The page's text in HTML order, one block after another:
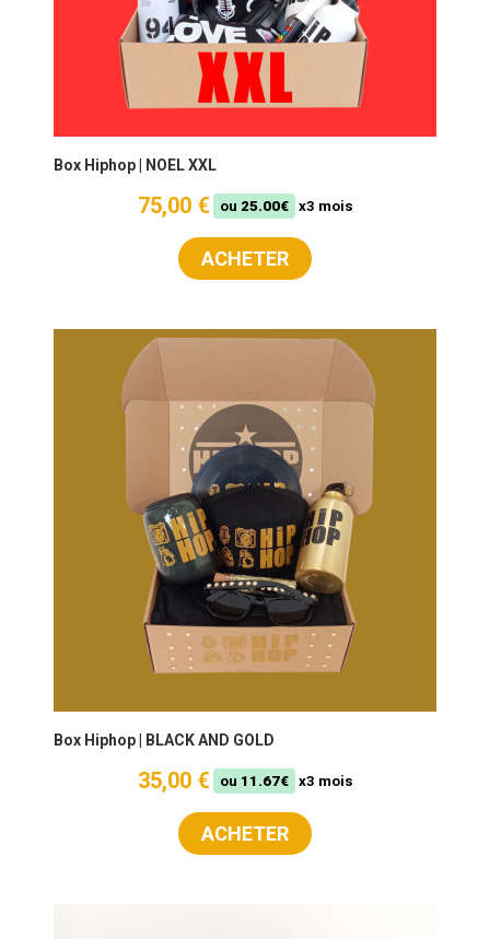
Box Hiphop | NOEL XXL
75,00 € ou 25.00€ x3 mois
ACHETER
Box Hiphop | BLACK AND GOLD
35,00 € ou 11.67€ x3 mois
ACHETER